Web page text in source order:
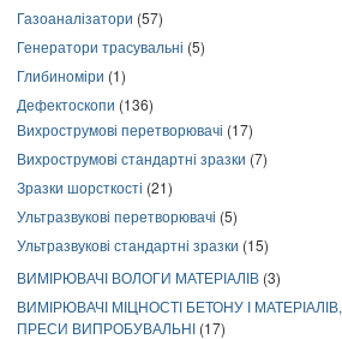
Газоаналізатори (57)
Генератори трасувальні (5)
Глибиноміри (1)
Дефектоскопи (136)
Вихрострумові перетворювачі (17)
Вихрострумові стандартні зразки (7)
Зразки шорсткості (21)
Ультразвукові перетворювачі (5)
Ультразвукові стандартні зразки (15)
ВИМІРЮВАЧІ ВОЛОГИ МАТЕРІАЛІВ (3)
ВИМІРЮВАЧІ МІЦНОСТІ БЕТОНУ І МАТЕРІАЛІВ,
ПРЕСИ ВИПРОБУВАЛЬНІ (17)